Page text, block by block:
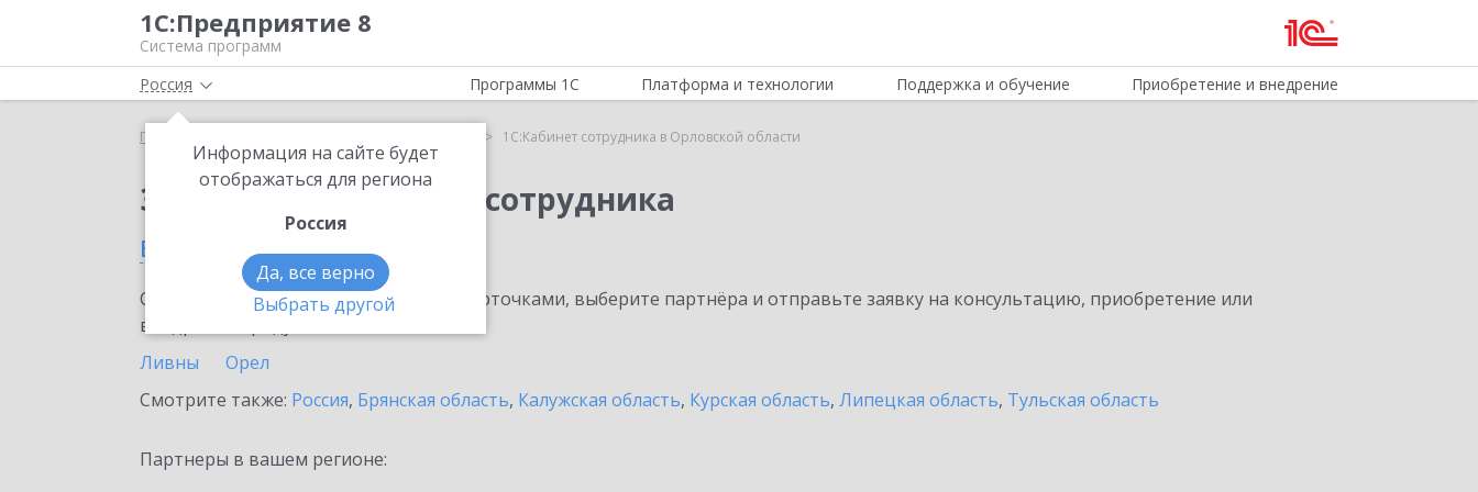
1С:Предприятие 8
Система программ
Россия
Информация на сайте будет
отображаться для региона
Россия
Да, все верно
Выбрать другой
Программы 1С Платформа и технологии Поддержка и обучение Приобретение и внедрение
Главная 1С:Кабинет сотрудника в Орловской области
Заказать 1С:Кабинет сотрудника
в Орловской области
Ознакомьтесь с информационными карточками, выберите партнёра и отправьте заявку на консультацию, приобретение или
внедрение продукта.
Ливны
Орел
Смотрите также: Россия, Брянская область, Калужская область, Курская область, Липецкая область, Тульская область
Партнеры в вашем регионе: